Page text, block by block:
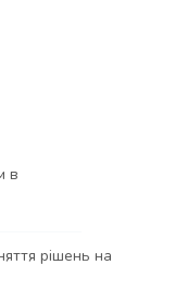
в
рішень на